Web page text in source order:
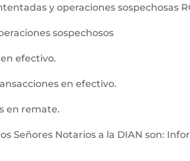
y operaciones sospechosas
sospechosos
efectivo.
en efectivo.
en remate.
Señores Notarios a la DIAN son: